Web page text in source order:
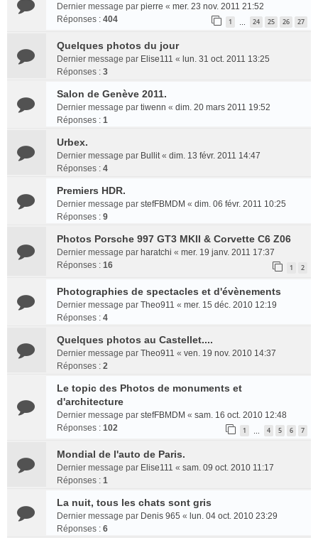
Dernier message par pierre « mer. 23 nov. 2011 21:52
Réponses : 404 1 24 25 26 27
Quelques photos du jour
Dernier message par Elise111 « lun. 31 oct. 2011 13:25
Réponses : 3
Salon de Genève 2011.
Dernier message par tiwenn « dim. 20 mars 2011 19:52
Réponses : 1
Urbex.
Dernier message par Bullit« dim. 13 févr. 2011 14:47
Réponses : 4
Premiers HDR.
Dernier message par stefFBMDM « dim. 06 févr. 2011 10:25
Réponses : 9
Photos Porsche 997 GT3 MKII & Corvette C6 Z06
Dernier message par haratchi « mer. 19 janv. 2011 17:37
Réponses : 16 1 2
Photographies de spectacles et d'évènements
Dernier message par Theo911 « mer. 15 déc. 2010 12:19
Réponses : 4
Quelques photos au Castellet....
Dernier message par Theo911 « ven. 19 nov. 2010 14:37
Réponses : 2
Le topic des Photos de monuments et
d'architecture
Dernier message par stefFBMDM « sam. 16 oct. 2010 12:48
Réponses : 102 1 4 5 6 7
Mondial de l'auto de Paris.
Dernier message par Elise111 « sam. 09 oct. 2010 11:17
Réponses : 1
La nuit, tous les chats sont gris
Dernier message par Denis 965 « lun. 04 oct. 2010 23:29
Réponses : 6